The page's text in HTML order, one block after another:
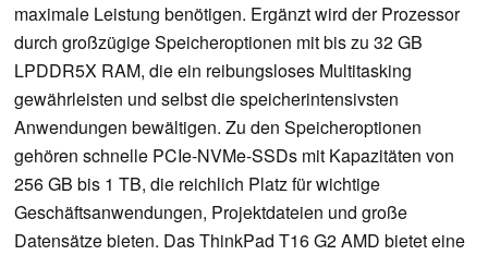
maximale Leistung benötigen. Ergänzt wird der Prozessor
durch großzügige Speicheroptionen mit bis zu 32 GB
LPDDR5X RAM, die ein reibungsloses Multitasking
gewährleisten und selbst die speicherintensivsten
Anwendungen bewältigen. Zu den Speicheroptionen
gehören schnelle PCIe-NVMe-SSDs mit Kapazitäten von
256 GB bis 1 TB, die reichlich Platz für wichtige
Geschäftsanwendungen, Projektdateien und große
Datensätze bieten. Das ThinkPad T16 G2 AMD bietet eine